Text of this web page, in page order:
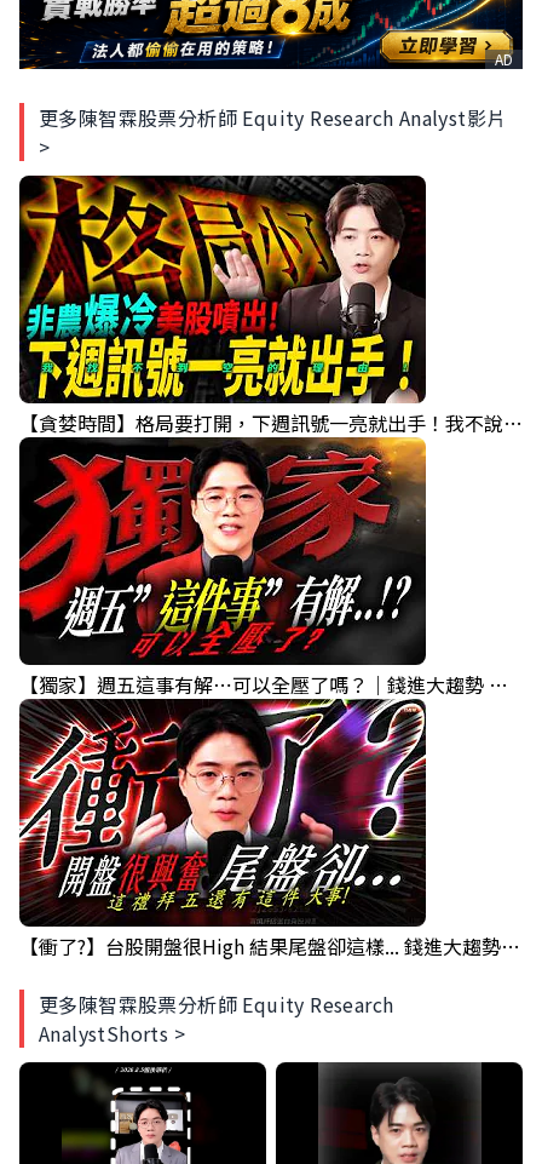
AD
更多陳智霖股票分析師 Equity Research Analyst影片
>
【貪婪時間】格局要打開，下週訊號一亮就出手！我不說的話還真一堆人不知道！｜錢進大趨勢 Mr.智霖 陳 2026/08/08
【獨家】週五這事有解⋯可以全壓了嗎？｜錢進大趨勢 Mr.智霖 陳 2026/08/06
【衝了?】台股開盤很High 結果尾盤卻這樣... 錢進大趨勢 Mr.智霖 陳 2026/08/05
更多陳智霖股票分析師 Equity Research
AnalystShorts >